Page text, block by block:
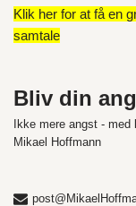
Spring
indhold
Klik her for at få en
samtale
Bliv din
Ikke mere angst -
Mikael Hoffmann